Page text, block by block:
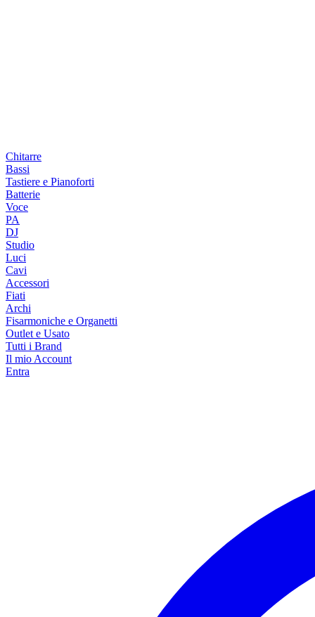
Chitarre
Bassi
Tastiere e Pianoforti
Batterie
Voce
PA
DJ
Studio
Luci
Cavi
Accessori
Fiati
Archi
Fisarmoniche e Organetti
Outlet e Usato
Tutti i Brand
Il mio Account
Entra